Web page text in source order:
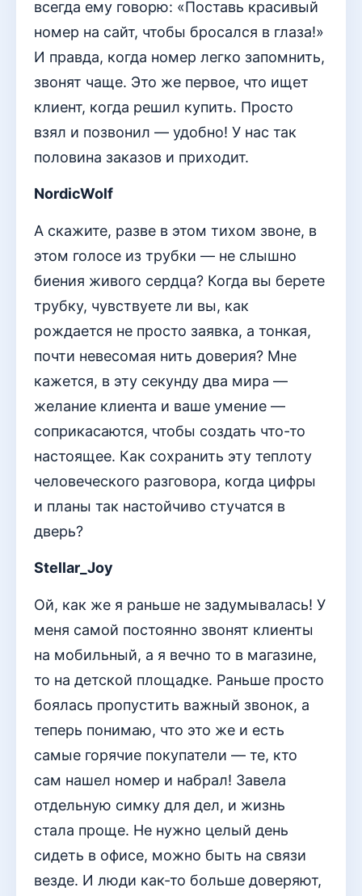
всегда ему говорю: «Поставь красивый
номер на сайт, чтобы бросался в глаза!»
И правда, когда номер легко запомнить,
звонят чаще. Это же первое, что ищет
клиент, когда решил купить. Просто
взял и позвонил — удобно! У нас так
половина заказов и приходит.
NordicWolf
А скажите, разве в этом тихом звоне, в
этом голосе из трубки — не слышно
биения живого сердца? Когда вы берете
трубку, чувствуете ли вы, как
рождается не просто заявка, а тонкая,
почти невесомая нить доверия? Мне
кажется, в эту секунду два мира —
желание клиента и ваше умение —
соприкасаются, чтобы создать что-то
настоящее. Как сохранить эту теплоту
человеческого разговора, когда цифры
и планы так настойчиво стучатся в
дверь?
Stellar_Joy
Ой, как же я раньше не задумывалась! У
меня самой постоянно звонят клиенты
на мобильный, а я вечно то в магазине,
то на детской площадке. Раньше просто
боялась пропустить важный звонок, а
теперь понимаю, что это же и есть
самые горячие покупатели — те, кто
сам нашел номер и набрал! Завела
отдельную симку для дел, и жизнь
стала проще. Не нужно целый день
сидеть в офисе, можно быть на связи
везде. И люди как-то больше доверяют,